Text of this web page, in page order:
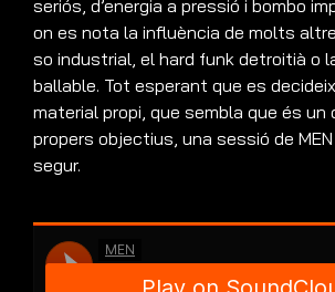
seriós, d’energia a pressió i bombo
on es nota la influència de molts
so industrial, el hard funk detroitià o
ballable. Tot esperant que es
material propi, que sembla que és un
propers objectius, una sessió de
segur.